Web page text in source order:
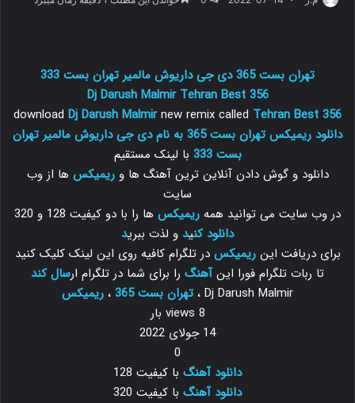
تهران بست 365 دی جی داریوش مالمیر تهران بست 333
Dj Darush Malmir Tehran Best 356
download Dj Darush Malmirnew remix called Tehran Best 356
دانلود ریمیکس تهران بست 365 به نام دی جی داریوش مالمیر تهران
بست 333
با لینک مستقیم
دانلود و گوش دادن آنلاین ترین آهنگ ها وریمیکس ها از وب
سایت
در وب سایت می توانید همه ریمیکس ها را با دو کیفیت 128 و 320
دانلود کنید و لذت ببرید
برای دریافت اینریمیکس در تلگرام کافیه روی این لینک کلیک کنید
تا ربات تلگرام فورا اینآهنگ را برای شما در تلگرام ارسال کند
Dj Darush Malmir ، تهران بست 365 ، ریمیکس
8 views بار
14 جولای 2022
0
دانلود آهنگ با کیفیت 128
دانلود آهنگ با کیفیت 320